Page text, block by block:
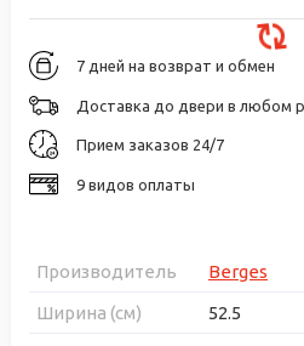
7 дней на возврат и обмен
Доставка до двери в любом
Прием заказов 24/7
9 видов оплаты
Производитель
Berges
Ширина (см)
52.5